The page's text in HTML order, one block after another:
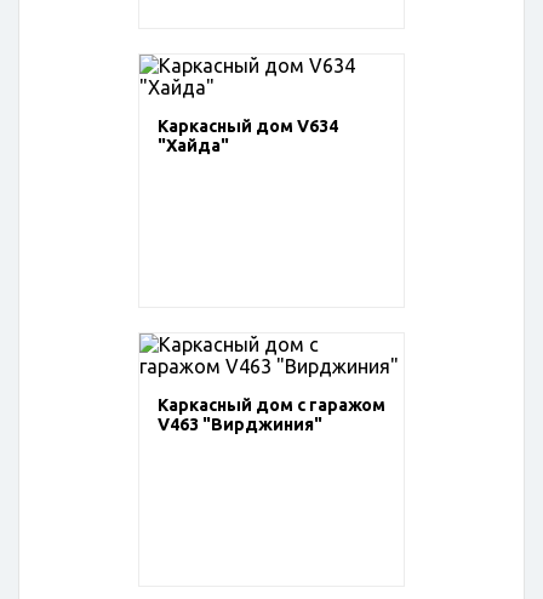
Каркасный дом V634
"Хайда"
Каркасный дом с гаражом
V463 "Вирджиния"